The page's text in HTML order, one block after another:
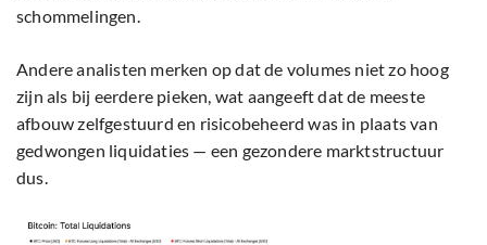
schommelingen.
Andere analisten merken op dat de volumes niet zo hoog
zijn als bij eerdere pieken, wat aangeeft dat de meeste
afbouw zelfgestuurd en risicobeheerd was in plaats van
gedwongen liquidaties — een gezondere marktstructuur
dus.